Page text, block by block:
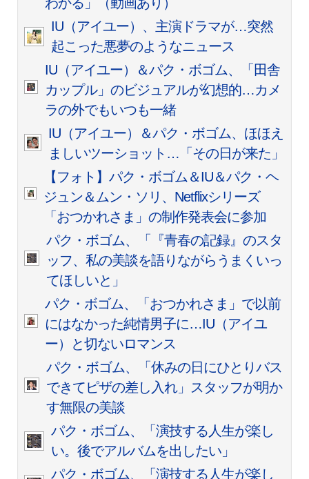
IU（アイユー）、主演ドラマが…突然
起こった悪夢のようなニュース
IU（アイユー）＆パク・ボゴム、「田舎
カップル」のビジュアルが幻想的…カメ
ラの外でもいつも一緒
IU（アイユー）＆パク・ボゴム、ほほえ
ましいツーショット…「その日が来た」
【フォト】パク・ボゴム＆IU＆パク・ヘ
ジュン＆ムン・ソリ、Netflixシリーズ
「おつかれさま」の制作発表会に参加
パク・ボゴム、「『青春の記録』のスタ
ッフ、私の美談を語りながらうまくいっ
てほしいと」
パク・ボゴム、「おつかれさま」で以前
にはなかった純情男子に…IU（アイユ
ー）と切ないロマンス
パク・ボゴム、「休みの日にひとりバス
できてピザの差し入れ」スタッフが明か
す無限の美談
パク・ボゴム、「演技する人生が楽し
い。後でアルバムを出したい」
パク・ボゴム、「演技する人生が楽し